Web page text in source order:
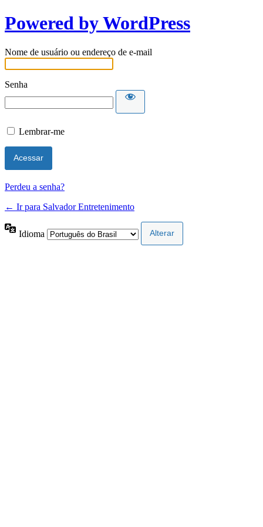
Powered by WordPress
Nome de usuário ou endereço de e-mail
Senha
Lembrar-me
Perdeu a senha?
← Ir para Salvador Entretenimento
Idioma